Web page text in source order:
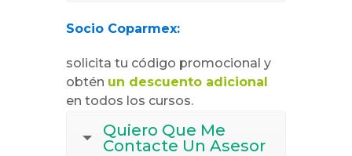
Socio Coparmex:
solicita tu código promocional y
obtén un descuento adicional
en todos los cursos.
Quiero Que Me
Contacte Un Asesor